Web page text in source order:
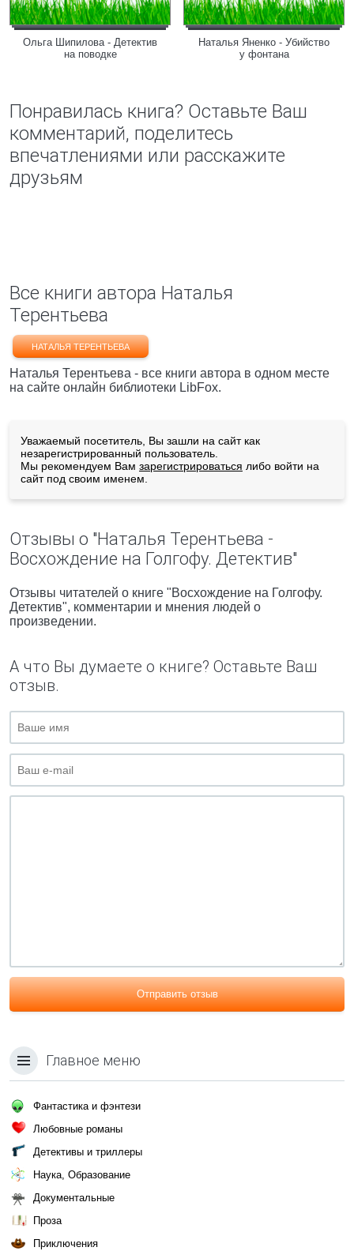
Ольга Шипилова - Детектив
на поводке
Наталья Яненко - Убийство
у фонтана
Понравилась книга? Оставьте Ваш
комментарий, поделитесь
впечатлениями или расскажите
друзьям
Все книги автора Наталья
Терентьева
НАТАЛЬЯ ТЕРЕНТЬЕВА
Наталья Терентьева - все книги автора в одном месте
на сайте онлайн библиотеки LibFox.
Уважаемый посетитель, Вы зашли на сайт как
незарегистрированный пользователь.
Мы рекомендуем Вам зарегистрироваться либо войти на
сайт под своим именем.
Отзывы о "Наталья Терентьева -
Восхождение на Голгофу. Детектив"
Отзывы читателей о книге "Восхождение на Голгофу.
Детектив", комментарии и мнения людей о
произведении.
А что Вы думаете о книге? Оставьте Ваш
отзыв.
Отправить отзыв
Главное меню
Фантастика и фэнтези
Любовные романы
Детективы и триллеры
Наука, Образование
Документальные
Проза
Приключения